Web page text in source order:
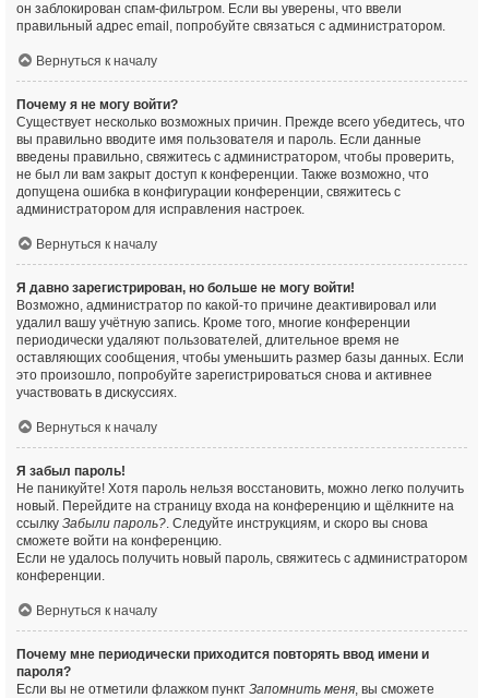
он заблокирован спам-фильтром. Если вы уверены, что ввели
правильный адрес email, попробуйте связаться с администратором.
Вернуться к началу
Почему я не могу войти?
Существует несколько возможных причин. Прежде всего убедитесь, что
вы правильно вводите имя пользователя и пароль. Если данные
введены правильно, свяжитесь с администратором, чтобы проверить,
не был ли вам закрыт доступ к конференции. Также возможно, что
допущена ошибка в конфигурации конференции, свяжитесь с
администратором для исправления настроек.
Вернуться к началу
Я давно зарегистрирован, но больше не могу войти!
Возможно, администратор по какой-то причине деактивировал или
удалил вашу учётную запись. Кроме того, многие конференции
периодически удаляют пользователей, длительное время не
оставляющих сообщения, чтобы уменьшить размер базы данных. Если
это произошло, попробуйте зарегистрироваться снова и активнее
участвовать в дискуссиях.
Вернуться к началу
Я забыл пароль!
Не паникуйте! Хотя пароль нельзя восстановить, можно легко получить
новый. Перейдите на страницу входа на конференцию и щёлкните на
ссылку Забыли пароль?. Следуйте инструкциям, и скоро вы снова
сможете войти на конференцию.
Если не удалось получить новый пароль, свяжитесь с администратором
конференции.
Вернуться к началу
Почему мне периодически приходится повторять ввод имени и
пароля?
Если вы не отметили флажком пункт Запомнить меня, вы сможете